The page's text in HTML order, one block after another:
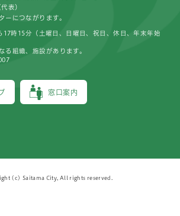
表）
ーにつながります。
窓口案内
17時15分（土曜日、日曜日、祝日、休日、年末年始
る組織、施設があります。
(c) Saitama City, All rights reserved.